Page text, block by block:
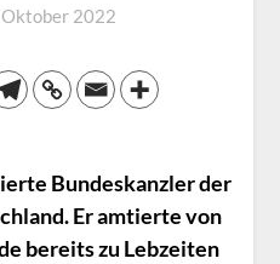
Oktober 2022
Bundeskanzler der
Er amtierte von
bereits zu Lebzeiten